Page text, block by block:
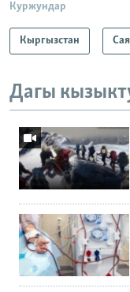
Куржундар
Кыргызстан
Дагы